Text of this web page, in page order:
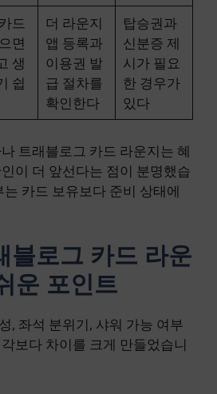
드
면
생
쉽
더 라운지
앱 등록과
이용권 발
급 절차를
확인한다
탑승권과
신분증 제
시가 필요
한 경우가
있다
트래블로그 카드 라운지는 혜
이 더 앞선다는 점이 분명했습
카드 보유보다 준비 상태에
블로그 카드 라운
운 포인트
, 좌석 분위기, 샤워 가능 여부
보다 차이를 크게 만들었습니